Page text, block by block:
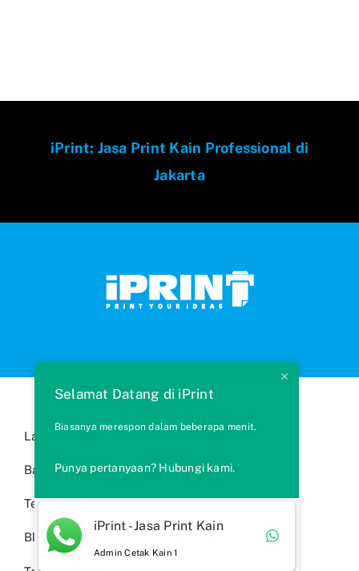
iPrint: Jasa Print Kain Professional di
Jakarta
Layanan Kami
Bahan Kain
Testimonials
Blog
Cara Memesan
FAQs
Selamat Datang di iPrint
Biasanya merespon dalam beberapa menit.
Punya pertanyaan? Hubungi kami.
iPrint - Jasa Print Kain
Admin Cetak Kain 1